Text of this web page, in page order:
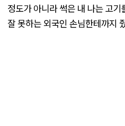
정도가 아니라 썩은 내 나는 고
잘 못하는 외국인 손님한테까지